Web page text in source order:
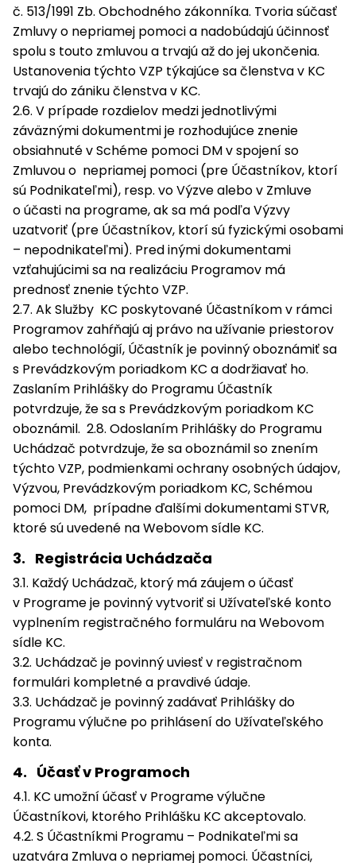
č. 513/1991 Zb. Obchodného zákonníka. Tvoria súčasť
Zmluvy o nepriamej pomoci a nadobúdajú účinnosť
spolu s touto zmluvou a trvajú až do jej ukončenia.
Ustanovenia týchto VZP týkajúce sa členstva v KC
trvajú do zániku členstva v KC.
2.6. V prípade rozdielov medzi jednotlivými
záväznými dokumentmi je rozhodujúce znenie
obsiahnuté v Schéme pomoci DM v spojení so
Zmluvou o nepriamej pomoci (pre Účastníkov, ktorí
sú Podnikateľmi), resp. vo Výzve alebo v Zmluve
o účasti na programe, ak sa má podľa Výzvy
uzatvoriť (pre Účastníkov, ktorí sú fyzickými osobami
– nepodnikateľmi). Pred inými dokumentami
vzťahujúcimi sa na realizáciu Programov má
prednosť znenie týchto VZP.
2.7. Ak Služby KC poskytované Účastníkom v rámci
Programov zahŕňajú aj právo na užívanie priestorov
alebo technológií, Účastník je povinný oboznámiť sa
s Prevádzkovým poriadkom KC a dodržiavať ho.
Zaslaním Prihlášky do Programu Účastník
potvrdzuje, že sa s Prevádzkovým poriadkom KC
oboznámil. 2.8. Odoslaním Prihlášky do Programu
Uchádzač potvrdzuje, že sa oboznámil so znením
týchto VZP, podmienkami ochrany osobných údajov,
Výzvou, Prevádzkovým poriadkom KC, Schémou
pomoci DM, prípadne ďalšími dokumentami STVR,
ktoré sú uvedené na Webovom sídle KC.
3. Registrácia Uchádzača
3.1. Každý Uchádzač, ktorý má záujem o účasť
v Programe je povinný vytvoriť si Užívateľské konto
vyplnením registračného formuláru na Webovom
sídle KC.
3.2. Uchádzač je povinný uviesť v registračnom
formulári kompletné a pravdivé údaje.
3.3. Uchádzač je povinný zadávať Prihlášky do
Programu výlučne po prihlásení do Užívateľského
konta.
4. Účasť v Programoch
4.1. KC umožní účasť v Programe výlučne
Účastníkovi, ktorého Prihlášku KC akceptovalo.
4.2. S Účastníkmi Programu – Podnikateľmi sa
uzatvára Zmluva o nepriamej pomoci. Účastníci,